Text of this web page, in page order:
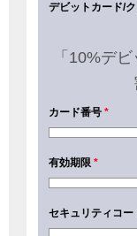
デビットカード/
「10%デ
カード番号 *
有効期限 *
セキュリティコー